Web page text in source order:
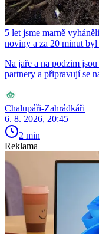
5 let jsme marně
noviny a za 20 minut
Na jaře a na podzim
partnery a připravují se
Chalupáři-Zahrádkáři
6. 8. 2026, 20:45
2 min
Reklama